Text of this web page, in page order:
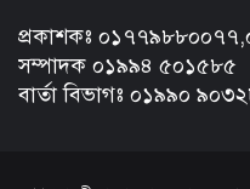
প্রকাশকঃ
সম্পাদক ০১৯৯৪ ৫০১৫৮৫
বার্তা বিভাগঃ ০১৯৯০